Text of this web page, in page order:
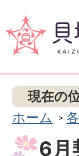
現在の
ホーム
6月